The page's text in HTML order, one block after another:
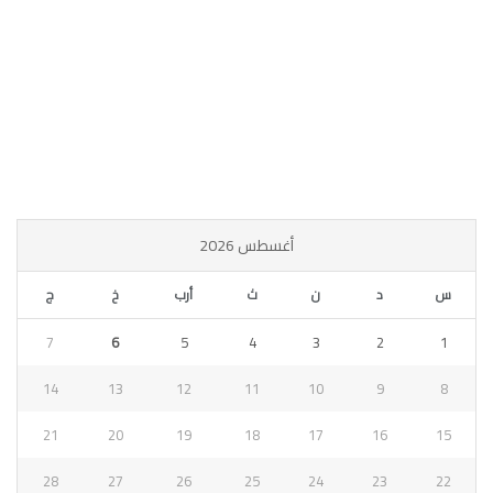
أغسطس 2026
س د ن ث أرب خ ج
1
2
3
4
5
6
7
8
9
10
11
12
13
14
15
16
17
18
19
20
21
22
23
24
25
26
27
28